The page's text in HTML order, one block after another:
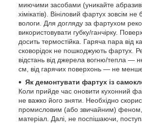
миючими засобами (уникайте
хімікатів). Вініловий фартух зовсім не
вологи. Для догляду за фартухом
використовувати губку/ганчірку.
досить термостійка. Гаряча пара від
сковорідок не пошкоджують фартух.
відстань від джерела вогню/тепла —
см, від гарячих поверхонь — не
Як демонтувати фартух із
Коли прийде час оновити кухонний
не важко його зняти. Необхідно
промисловим (або звичайним) феном,
матеріал. Далі, не поспішаючи,